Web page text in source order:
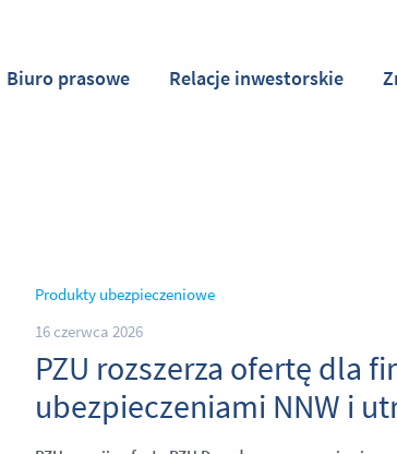
Biuro prasowe Relacje inwestorskie
Produkty ubezpieczeniowe
16 czerwca 2026
PZU rozszerza ofertę dla
ubezpieczeniami NNW i